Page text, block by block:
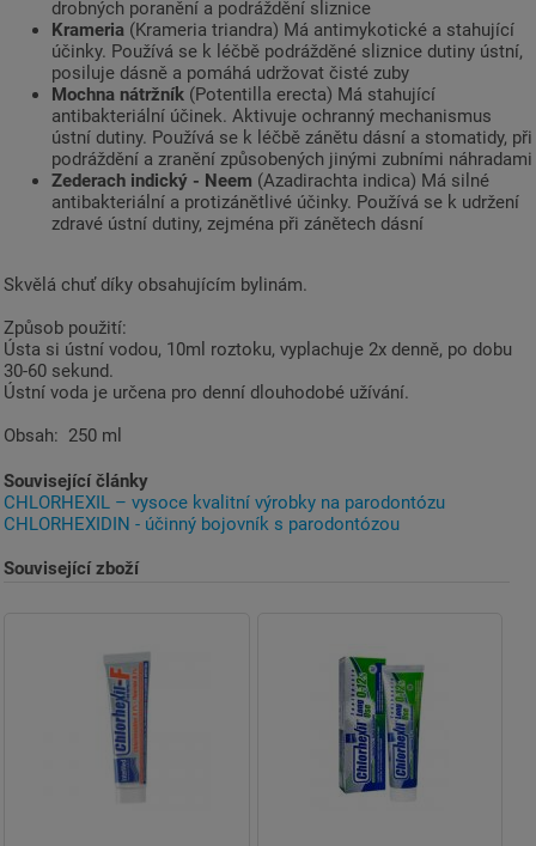
drobných poranění a podráždění sliznice
Krameria (Krameria triandra) Má antimykotické a stahující
účinky. Používá se k léčbě podrážděné sliznice dutiny ústní,
posiluje dásně a pomáhá udržovat čisté zuby
Mochna nátržník (Potentilla erecta) Má stahující
antibakteriální účinek. Aktivuje ochranný mechanismus
ústní dutiny. Používá se k léčbě zánětu dásní a stomatidy, při
podráždění a zranění způsobených jinými zubními náhradami
Zederach indický - Neem (Azadirachta indica) Má silné
antibakteriální a protizánětlivé účinky. Používá se k udržení
zdravé ústní dutiny, zejména při zánětech dásní
Skvělá chuť díky obsahujícím bylinám.
Způsob použití:
Ústa si ústní vodou, 10ml roztoku, vyplachuje 2x denně, po dobu
30-60 sekund.
Ústní voda je určena pro denní dlouhodobé užívání.
Obsah: 250 ml
Související články
CHLORHEXIL – vysoce kvalitní výrobky na parodontózu
CHLORHEXIDIN - účinný bojovník s parodontózou
Související zboží